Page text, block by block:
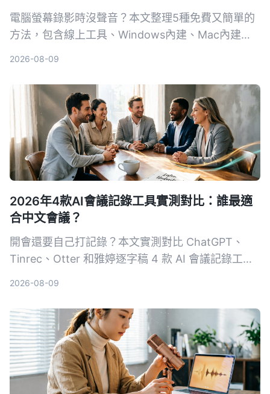
電腦螢幕錄影時沒聲音？本文整理5種免費又簡單的
方法，包含線上工具、Windows內建、Mac內建，
2026-08-09
2026年4款AI會議記錄工具實測對比：誰最適
合中文會議？
開會還要自己打記錄？本文實測對比 ChatGPT、
Tinrec、Otter 和雅婷逐字稿 4 款 AI 會議記錄工
2026-08-09